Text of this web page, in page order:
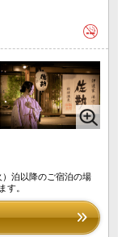
泊以降のご宿泊の場
。